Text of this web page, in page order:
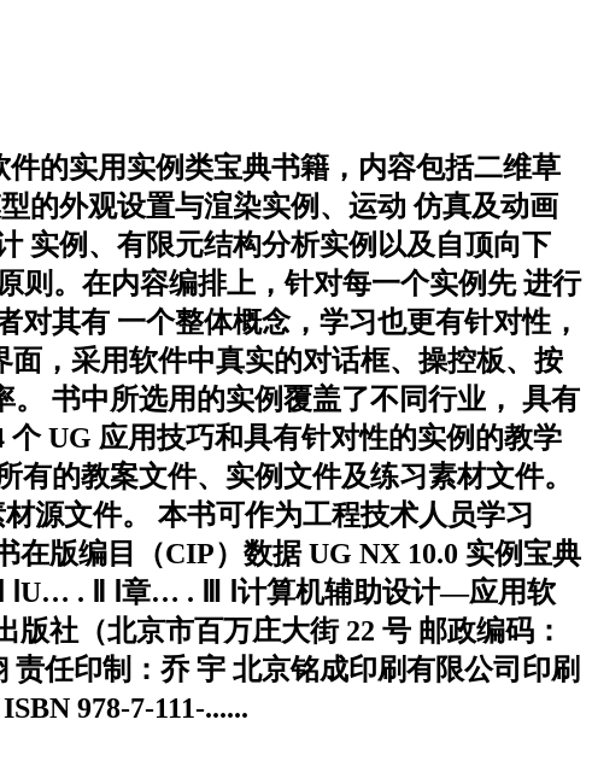
件的实用实例类宝典书籍，内容包括二维草
的外观设置与渲染实例、运动 仿真及动画
实例、有限元结构分析实例以及自顶向下
则。在内容编排上，针对每一个实例先 进行
其有 一个整体概念，学习也更有针对性，
，采用软件中真实的对话框、操控板、按
书中所选用的实例覆盖了不同行业， 具有
UG 应用技巧和具有针对性的实例的教学
的教案文件、实例文件及练习素材文件。
源文件。 本书可作为工程技术人员学习
在版编目（CIP）数据 UG NX 10.0 实例宝典
ⅠU… . Ⅱ Ⅰ章… . Ⅲ Ⅰ计算机辅助设计—应用软
版社（北京市百万庄大街 22 号 邮政编码：
任印制：乔 宇 北京铭成印刷有限公司印刷
978-7-111-......